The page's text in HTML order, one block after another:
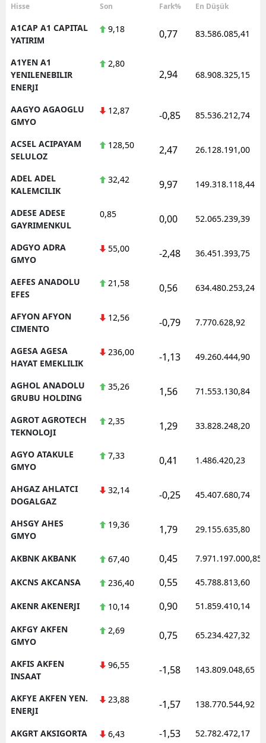
Hisse Son Fark% En Düşük
A1CAP A1 CAPITAL
YATIRIM
9,18 0,77 83.586.085,41
A1YEN A1
YENILENEBILIR
ENERJI
2,80
2,94 68.908.325,15
AAGYO AGAOGLU
GMYO
12,87 -0,85 85.536.212,74
ACSEL ACIPAYAM
SELULOZ
128,50 2,47 26.128.191,00
ADEL ADEL
KALEMCILIK
32,42 9,97 149.318.118,44
ADESE ADESE
GAYRIMENKUL
0,85 0,00 52.065.239,39
ADGYO ADRA
GMYO
55,00 -2,48 36.451.393,75
AEFES ANADOLU
EFES
21,58 0,56 634.480.253,24
AFYON AFYON
CIMENTO
12,56 -0,79 7.770.628,92
AGESA AGESA
HAYAT EMEKLILIK
236,00 -1,13 49.260.444,90
AGHOL ANADOLU
GRUBU HOLDING
35,26 1,56 71.553.130,84
AGROT AGROTECH
TEKNOLOJI
2,35 1,29 33.828.248,20
AGYO ATAKULE
GMYO
7,33 0,41 1.486.420,23
AHGAZ AHLATCI
DOGALGAZ
32,14 -0,25 45.407.680,74
AHSGY AHES
GMYO
19,36 1,79 29.155.635,80
AKBNK AKBANK 67,40 0,45 7.971.197.000,85
AKCNS AKCANSA 236,40 0,55 45.788.813,60
AKENR AKENERJI 10,14 0,90 51.859.410,14
AKFGY AKFEN
GMYO
2,69 0,75 65.234.427,32
AKFIS AKFEN
INSAAT
96,55 -1,58 143.809.048,65
AKFYE AKFEN YEN.
ENERJI
23,88 -1,57 138.770.544,92
AKGRT AKSIGORTA 6,43 -1,53 52.782.472,17